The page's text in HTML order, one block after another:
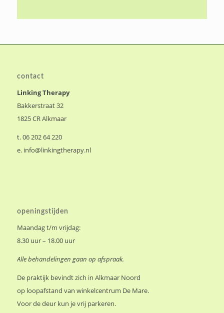
contact
Linking Therapy
Bakkerstraat 32
1825 CR Alkmaar
t. 06 202 64 220
e. info@linkingtherapy.nl
openingstijden
Maandag t/m vrijdag:
8.30 uur – 18.00 uur
Alle behandelingen gaan op afspraak.
De praktijk bevindt zich in Alkmaar Noord
op loopafstand van winkelcentrum De Mare.
Voor de deur kun je vrij parkeren.